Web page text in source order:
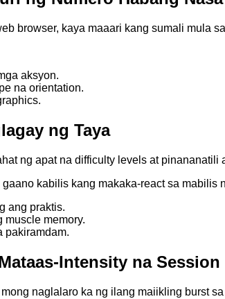
browser, kaya maaari kang sumali mula
aksyon.
na orientation.
ng Taya
ng apat na difficulty levels at
kabilis kang makaka-react sa mabilis
ang praktis.
muscle memory.
pakiramdam.
na Session
naglalaro ka ng ilang maiikling burst